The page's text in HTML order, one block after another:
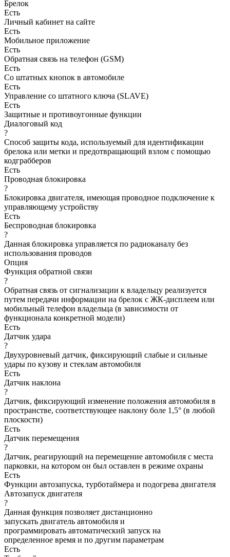
Брелок
Есть
Личный кабинет на сайте
Есть
Мобильное приложение
Есть
Обратная связь на телефон (GSM)
Есть
Со штатных кнопок в автомобиле
Есть
Управление со штатного ключа (SLAVE)
Есть
Защитные и противоугонные функции
Диалоговый код
?
Способ защиты кода, используемый для идентификации
брелока или метки и предотвращающий взлом с помощью
кодграбберов
Есть
Проводная блокировка
?
Блокировка двигателя, имеющая проводное подключение к
управляющему устройству
Есть
Беспроводная блокировка
?
Данная блокировка управляется по радиоканалу без
использования проводов
Опция
Функция обратной связи
?
Обратная связь от сигнализации к владельцу реализуется
путем передачи информации на брелок с ЖК-дисплеем или
мобильный телефон владельца (в зависимости от
функционала конкретной модели)
Есть
Датчик удара
?
Двухуровневый датчик, фиксирующий слабые и сильные
удары по кузову и стеклам автомобиля
Есть
Датчик наклона
?
Датчик, фиксирующий изменение положения автомобиля в
пространстве, соответствующее наклону боле 1,5° (в любой
плоскости)
Есть
Датчик перемещения
?
Датчик, реагирующий на перемещение автомобиля с места
парковки, на котором он был оставлен в режиме охраны
Есть
Функции автозапуска, турботаймера и подогрева двигателя
Автозапуск двигателя
?
Данная функция позволяет дистанционно
запускать двигатель автомобиля и
программировать автоматический запуск на
определенное время и по другим параметрам
Есть